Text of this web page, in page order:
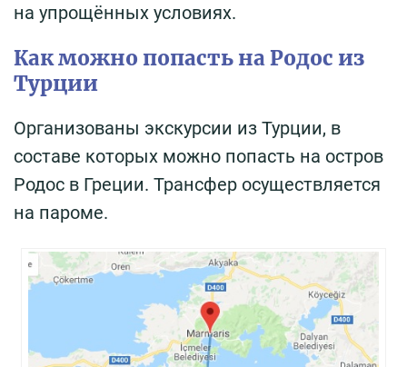
на упрощённых условиях.
Как можно попасть на Родос из
Турции
Организованы экскурсии из Турции, в
составе которых можно попасть на остров
Родос в Греции. Трансфер осуществляется
на пароме.